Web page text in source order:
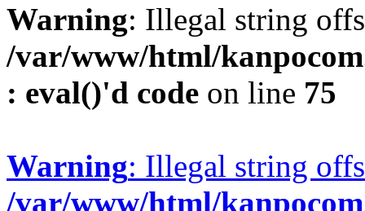
Warning: Illegal string
/var/www/html/
: eval()'d code on line 75
Warning: Illegal string
/var/www/html/